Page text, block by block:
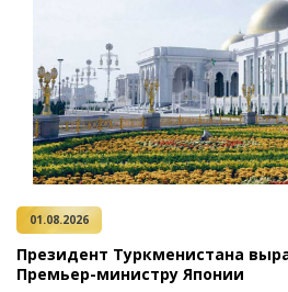
01.08.2026
Президент Туркменистана
Премьер-министру Японии